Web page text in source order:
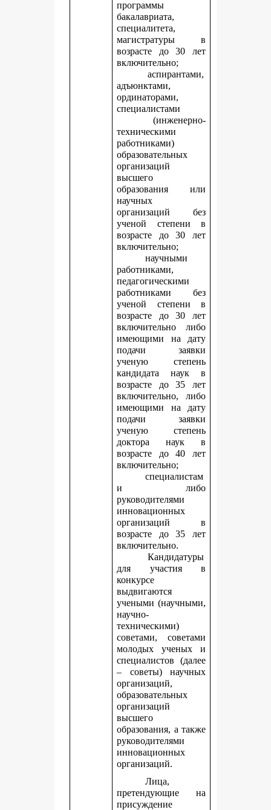
программы
бакалавриата,
специалитета,
магистратуры в
возрасте до 30 лет
включительно;
аспирантами,
адъюнктами,
ординаторами,
специалистами
(инженерно-
техническими
работниками)
образовательных
организаций
высшего
образования или
научных
организаций без
ученой степени в
возрасте до 30 лет
включительно;
научными
работниками,
педагогическими
работниками без
ученой степени в
возрасте до 30 лет
включительно либо
имеющими на дату
подачи заявки
ученую степень
кандидата наук в
возрасте до 35 лет
включительно, либо
имеющими на дату
подачи заявки
ученую степень
доктора наук в
возрасте до 40 лет
включительно;
специалистам
и либо
руководителями
инновационных
организаций в
возрасте до 35 лет
включительно.
Кандидатуры
для участия в
конкурсе
выдвигаются
учеными (научными,
научно-
техническими)
советами, советами
молодых ученых и
специалистов (далее
– советы) научных
организаций,
образовательных
организаций
высшего
образования, а также
руководителями
инновационных
организаций.
Лица,
претендующие на
присуждение